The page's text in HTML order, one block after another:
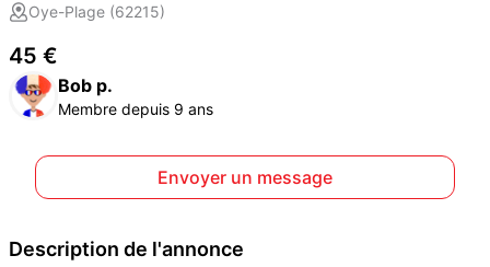
Oye-Plage (62215)
45 €
Bob p.
Membre depuis 9 ans
Envoyer un message
Description de l'annonce